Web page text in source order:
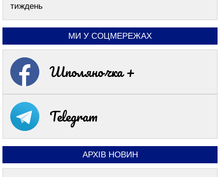
тиждень
МИ У СОЦМЕРЕЖАХ
Шполяночка +
Telegram
АРХІВ НОВИН